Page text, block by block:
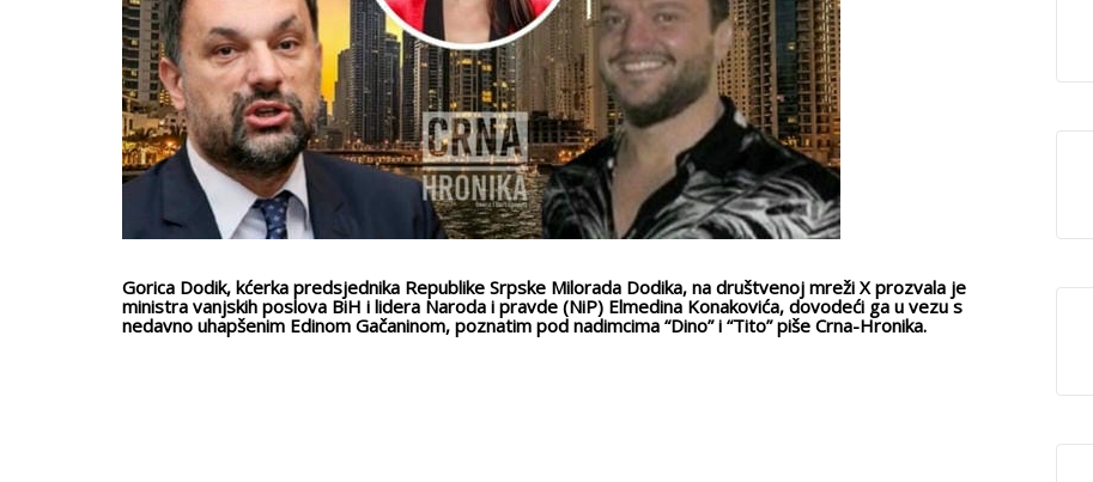
Gorica Dodik, kćerka predsjednika Republike Srpske Milorada Dodika, na društvenoj mreži X prozvala je
ministra vanjskih poslova BiH i lidera Naroda i pravde (NiP) Elmedina Konakovića, dovodeći ga u vezu s
nedavno uhapšenim Edinom Gačaninom, poznatim pod nadimcima “Dino” i “Tito” piše Crna-Hronika.